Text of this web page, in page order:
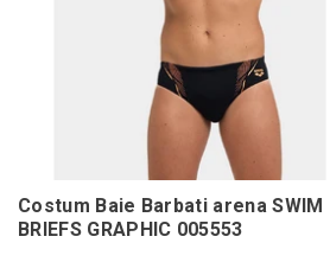
Costum Baie Barbati arena SWIM
BRIEFS GRAPHIC 005553